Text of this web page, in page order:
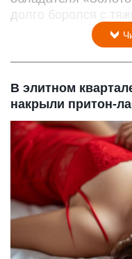
долго боролся с
В элитном
накрыли притон-